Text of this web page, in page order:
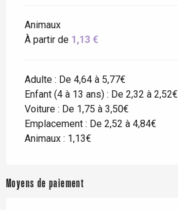
Animaux
À partir de 1,13 €
Adulte : De 4,64 à 5,77€
Enfant (4 à 13 ans) : De 2,32 à 2,52€
Voiture : De 1,75 à 3,50€
Emplacement : De 2,52 à 4,84€
Animaux : 1,13€
Moyens de paiement